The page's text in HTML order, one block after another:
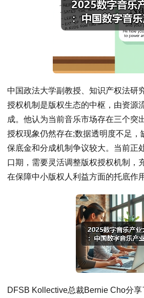
中国政法大学副教授、知识产权法研
授权机制是版权生态的中枢，由资源
成。他认为当前音乐市场存在三个突
授权现象仍然存在;数据透明度不足，
保底金和分成机制争议较大。当前正
口期，需要灵活调整版权授权机制，
在保障中小版权人利益方面的托底作用
DFSB Kollective总裁Bernie Cho分